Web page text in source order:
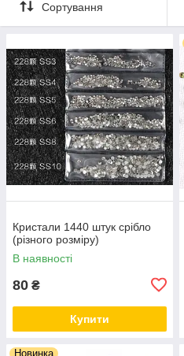
Сортування
Кристали 1440 штук срібло
(різного розміру)
В наявності
80 ₴
Купити
Новинка